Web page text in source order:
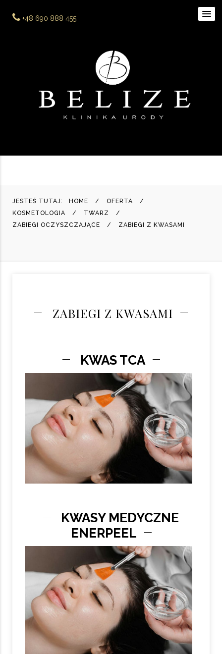
+48 690 888 455
JESTEŚ TUTAJ: HOME
OFERTA
KOSMETOLOGIA
TWARZ
ZABIEGI OCZYSZCZAJĄCE
ZABIEGI Z KWASAMI
ZABIEGI Z KWASAMI
KWAS TCA
KWASY MEDYCZNE
ENERPEEL